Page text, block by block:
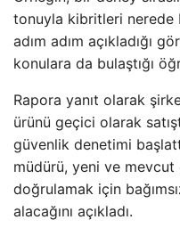
tonuyla kibritleri nerede
adım adım açıkladığı
konulara da bulaştığı
Rapora yanıt olarak
ürünü geçici olarak
güvenlik denetimi
müdürü, yeni ve
doğrulamak için
alacağını açıkladı.